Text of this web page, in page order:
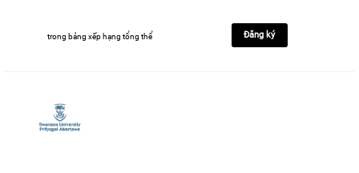
trong bảng xếp hạng tổng thể Đăng ký